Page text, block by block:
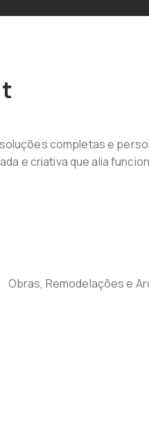
completas e
e criativa que alia